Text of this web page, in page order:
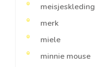
meisjeskleding
merk
miele
minnie mouse